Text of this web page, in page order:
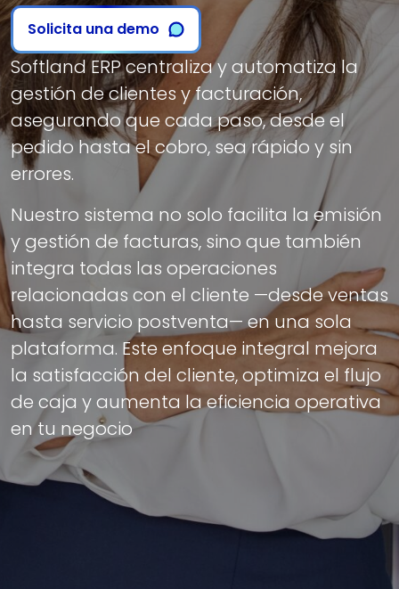
Solicita una demo
Softland ERP centraliza y automatiza la
gestión de clientes y facturación,
asegurando que cada paso, desde el
pedido hasta el cobro, sea rápido y sin
errores.
Nuestro sistema no solo facilita la emisión
y gestión de facturas, sino que también
integra todas las operaciones
relacionadas con el cliente —desde ventas
hasta servicio postventa— en una sola
plataforma. Este enfoque integral mejora
la satisfacción del cliente, optimiza el flujo
de caja y aumenta la eficiencia operativa
en tu negocio